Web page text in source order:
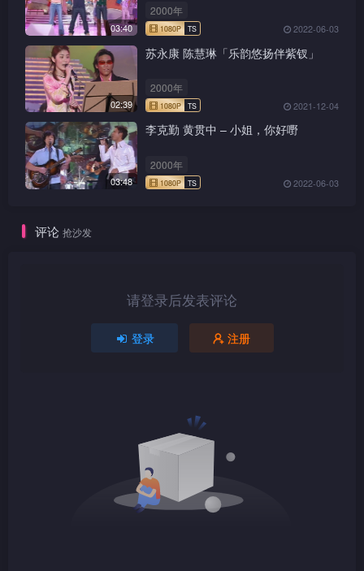
1080P TS
03:40
2000年
1080P
2022-06-03
02:39
苏永康 陈慧琳「乐韵悠扬伴紫钗」
2000年
2021-12-04
03:48
李克勤 黄贯中 – 小姐，你好嘢
2000年
2022-06-03
评论 抢沙发
请登录后发表评论
登录 注册